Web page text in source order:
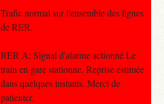
Trafic normal sur l'ensemble des lignes
de RER.
RER A: Signal d'alarme actionné Le
train en gare stationne. Reprise estimée
dans quelques instants. Merci de
patienter.